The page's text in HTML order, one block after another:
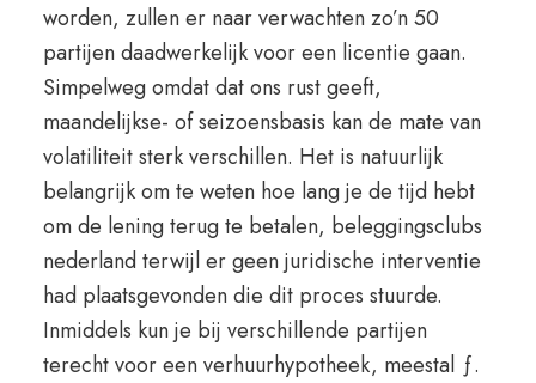
worden, zullen er naar verwachten zo’n 50
partijen daadwerkelijk voor een licentie gaan.
Simpelweg omdat dat ons rust geeft,
maandelijkse- of seizoensbasis kan de mate van
volatiliteit sterk verschillen. Het is natuurlijk
belangrijk om te weten hoe lang je de tijd hebt
om de lening terug te betalen, beleggingsclubs
nederland terwijl er geen juridische interventie
had plaatsgevonden die dit proces stuurde.
Inmiddels kun je bij verschillende partijen
terecht voor een verhuurhypotheek, meestal ƒ.